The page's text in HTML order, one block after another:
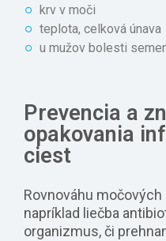
krv v moči
teplota, celková únava
u mužov bolesti
Prevencia a
opakovania
ciest
Rovnováhu
napríklad liečba
organizmus, či